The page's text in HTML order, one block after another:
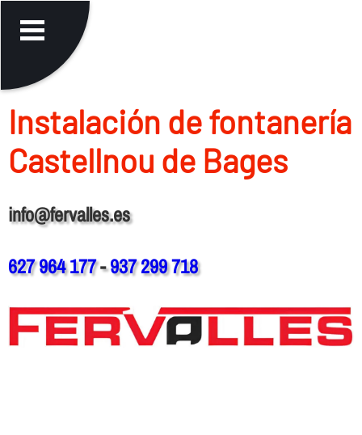
Instalación de fontanerí­a
Castellnou de Bages
info@fervalles.es
627 964 177-937 299 718